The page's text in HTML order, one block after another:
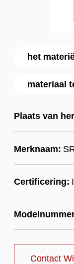
het
materiaal
Plaats van
Merknaam:
Certificering:
Contact